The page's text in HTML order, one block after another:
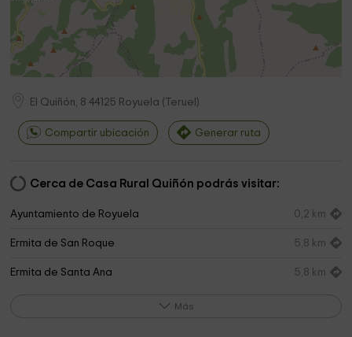
El Quiñón, 8 44125 Royuela ( Teruel )
Compartir ubicación Generar ruta
Cerca de Casa Rural Quiñón podrás visitar:
Ayuntamiento de Royuela 0,2 km
Ermita de San Roque 5,8 km
Ermita de Santa Ana 5,8 km
Más